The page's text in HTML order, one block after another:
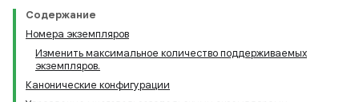
Содержание
Номера экземпляров
Изменить максимальное количество поддерживаемых
экземпляров.
Канонические конфигурации